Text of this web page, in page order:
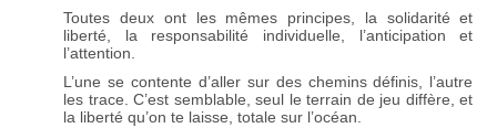
Toutes deux ont les mêmes principes, la solidarité et
liberté, la responsabilité individuelle, l’anticipation et
l’attention.
L’une se contente d’aller sur des chemins définis, l’autre
les trace. C’est semblable, seul le terrain de jeu diffère, et
la liberté qu’on te laisse, totale sur l’océan.